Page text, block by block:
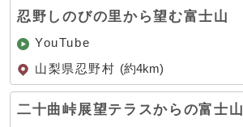
忍野しのびの里から望む富士山
YouTube
山梨県忍野村 (約4km)
二十曲峠展望テラスからの富士山